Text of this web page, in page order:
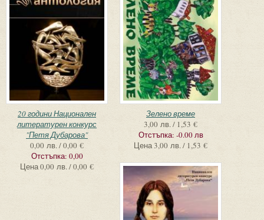
20 години Национален
литературен конкурс
"Петя Дубарова"
0,00 лв. / 0,00 €
Отстъпка: 0,00
Цена0,00 лв. / 0,00 €
Зелено време
3,00 лв. / 1,53 €
Отстъпка: -0.00 лв
Цена3,00 лв. / 1,53 €